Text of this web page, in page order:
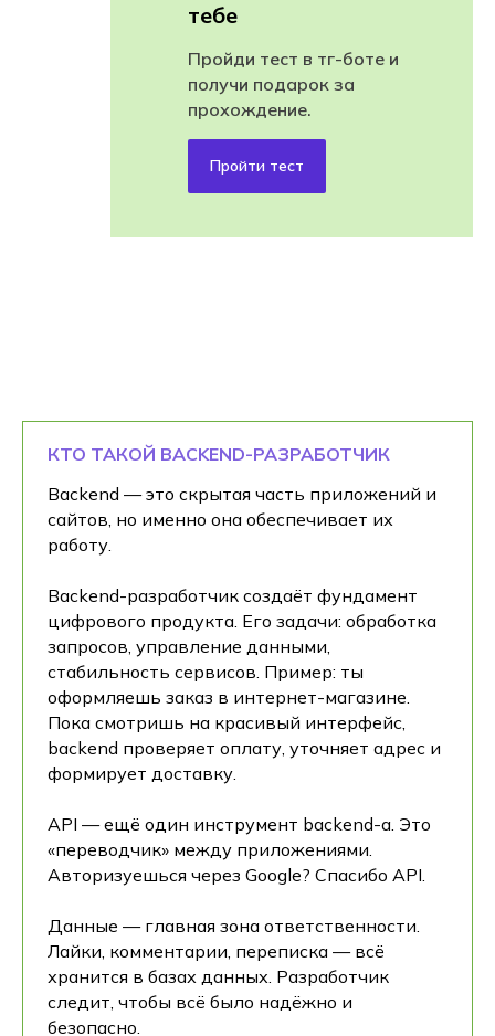
тебе
Пройди тест в тг-боте и
получи подарок за
прохождение.
Пройти тест
КТО ТАКОЙ BACKEND-РАЗРАБОТЧИК
Backend — это скрытая часть приложений и
сайтов, но именно она обеспечивает их
работу.
Backend-разработчик создаёт фундамент
цифрового продукта. Его задачи: обработка
запросов, управление данными,
стабильность сервисов. Пример: ты
оформляешь заказ в интернет-магазине.
Пока смотришь на красивый интерфейс,
backend проверяет оплату, уточняет адрес и
формирует доставку.
API — ещё один инструмент backend-а. Это
«переводчик» между приложениями.
Авторизуешься через Google? Спасибо API.
Данные — главная зона ответственности.
Лайки, комментарии, переписка — всё
хранится в базах данных. Разработчик
следит, чтобы всё было надёжно и
безопасно.